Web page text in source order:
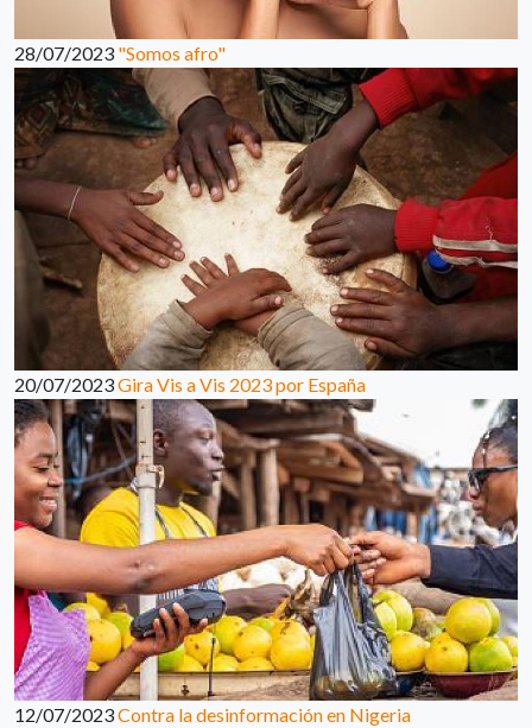
28/07/2023 "Somos afro"
20/07/2023Gira Vis a Vis 2023 por España
12/07/2023Contra la desinformación en Nigeria